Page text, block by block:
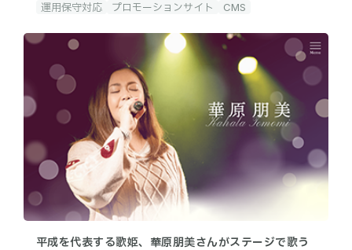
運用保守対応 プロモーションサイト CMS
平成を代表する歌姫、華原朋美さんがステージで歌う